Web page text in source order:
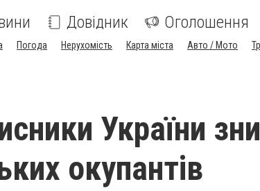
Довідник Оголошення
Погода Нерухомість Карта міста Авто / Мото
України
окупантів